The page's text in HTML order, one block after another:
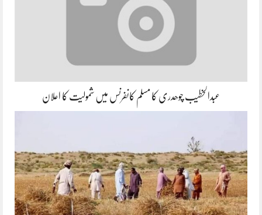
عبدالخطیب چوھدری کا مسلم کانفرنس میں شمولیت کا اعلان